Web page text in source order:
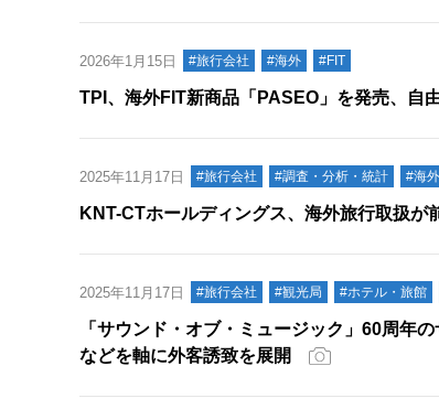
2026年1月15日 #旅行会社 #海外 #FIT
TPI、海外FIT新商品「PASEO」を発売、自
2025年11月17日 #旅行会社 #調査・分析・統計 #海外
KNT-CTホールディングス、海外旅行取扱
2025年11月17日 #旅行会社 #観光局 #ホテル・旅館
「サウンド・オブ・ミュージック」60周年
などを軸に外客誘致を展開